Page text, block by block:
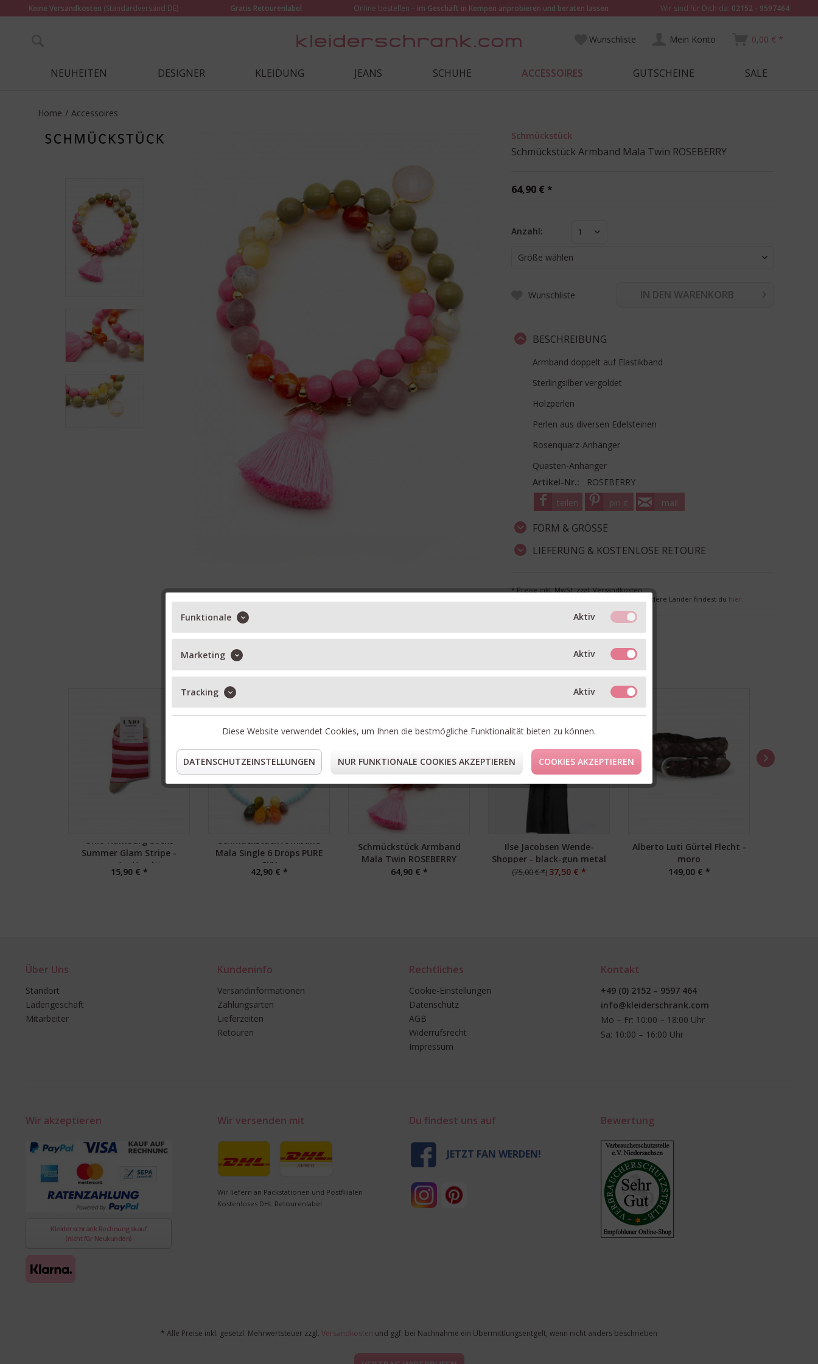
Keine Versandkosten (Standardversand DE) Gratis Retourenlabel Online bestellen – im Geschäft in Kempen anprobieren und beraten lassen Wir sind für Dich da: 02152 - 9597464
Wunschliste Mein Konto 0,00 € *
NEUHEITEN DESIGNER KLEIDUNG JEANS SCHUHE ACCESSOIRES GUTSCHEINE SALE
Home / Accessoires
Schmückstück
Schmückstück Armband Mala Twin ROSEBERRY
64,90 € *
Anzahl: 1
Größe wählen
Wunschliste IN DEN WARENKORB
BESCHREIBUNG
Armband doppelt auf Elastikband
Sterlingsilber vergoldet
Holzperlen
Perlen aus diversen Edelsteinen
Rosenquarz-Anhänger
Quasten-Anhänger
Artikel-Nr.:
ROSEBERRY
teilen
pin it mail
FORM & GRÖSSE
LIEFERUNG & KOSTENLOSE RETOURE
* Preise inkl. MwSt. zzgl. Versandkosten
** Gilt für Deutschland. Lieferzeiten für andere Länder findest du hier.
Unio Hamburg Socks
Summer Glam Stripe -
toas/red/multi
15,90 € *
Schmückstück Armband
Mala Single 6 Drops PURE
SKY
42,90 € *
Schmückstück Armband
Mala Twin ROSEBERRY
64,90 € *
Ilse Jacobsen Wende-
Shopper - black-gun metal
(75,00 € *) 37,50 € *
Alberto Luti Gürtel Flecht -
moro
149,00 € *
Über Uns
Standort
Ladengeschäft
Mitarbeiter
Kundeninfo
Versandinformationen
Zahlungsarten
Lieferzeiten
Retouren
Rechtliches
Cookie-Einstellungen
Datenschutz
AGB
Widerrufsrecht
Impressum
Kontakt
+49 (0) 2152 – 9597 464
info@kleiderschrank.com
Mo – Fr: 10:00 – 18:00 Uhr
Sa: 10:00 – 16:00 Uhr
Wir akzeptieren
Kleiderschrank Rechnungskauf
(nicht für Neukunden)
Wir versenden mit
Wir liefern an Packstationen und Postfilialen
Kostenloses DHL Retourenlabel
Du findest uns auf
JETZT FAN WERDEN!
Bewertung
* Alle Preise inkl. gesetzl. Mehrwertsteuer zzgl. Versandkosten und ggf. bei Nachnahme ein Übermittlungsentgelt, wenn nicht anders beschrieben
Funktionale Aktiv
Marketing Aktiv
Tracking Aktiv
Diese Website verwendet Cookies, um Ihnen die bestmögliche Funktionalität bieten zu können.
DATENSCHUTZEINSTELLUNGEN NUR FUNKTIONALE COOKIES AKZEPTIEREN COOKIES AKZEPTIEREN